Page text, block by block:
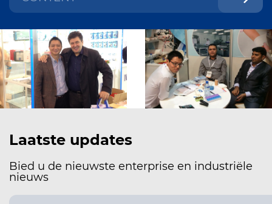
Laatste updates
Bied u de nieuwste enterprise en industriële
nieuws